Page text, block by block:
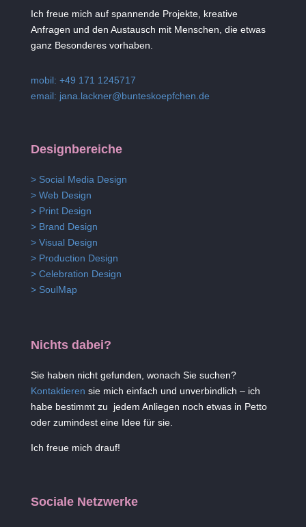
Ich freue mich auf spannende Projekte, kreative
Anfragen und den Austausch mit Menschen, die etwas
ganz Besonderes vorhaben.
mobil: +49 171 1245717
email: jana.lackner@bunteskoepfchen.de
Designbereiche
> Social Media Design
> Web Design
> Print Design
> Brand Design
> Visual Design
> Production Design
> Celebration Design
> SoulMap
Nichts dabei?
Sie haben nicht gefunden, wonach Sie suchen?
Kontaktieren sie mich einfach und unverbindlich – ich
habe bestimmt zu jedem Anliegen noch etwas in Petto
oder zumindest eine Idee für sie.
Ich freue mich drauf!
Sociale Netzwerke